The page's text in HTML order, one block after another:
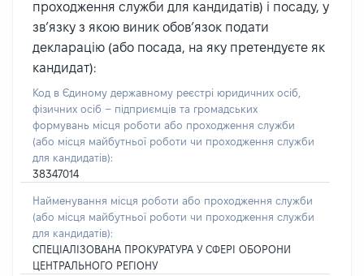
проходження служби для кандидатів) і посаду, у
зв’язку з якою виник обов’язок подати
декларацію (або посада, на яку претендуєте як
кандидат):
Код в Єдиному державному реєстрі юридичних осіб,
фізичних осіб – підприємців та громадських
формувань місця роботи або проходження служби
(або місця майбутньої роботи чи проходження служби
для кандидатів):
38347014
Найменування місця роботи або проходження служби
(або місця майбутньої роботи чи проходження служби
для кандидатів):
СПЕЦІАЛІЗОВАНА ПРОКУРАТУРА У СФЕРІ ОБОРОНИ
ЦЕНТРАЛЬНОГО РЕГІОНУ